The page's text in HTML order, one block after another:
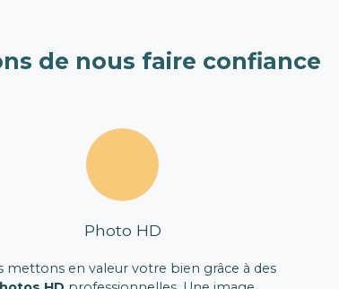
de nous faire confiance
Photo HD
mettons en valeur votre bien grâce à des